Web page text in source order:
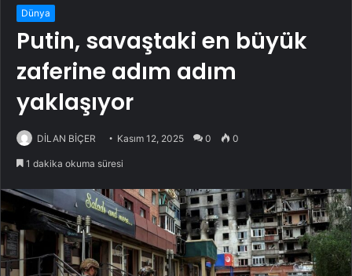
Dünya
Putin, savaştaki en büyük
zaferine adım adım
yaklaşıyor
DİLAN BİÇER Kasım 12, 2025 0 0
1 dakika okuma süresi